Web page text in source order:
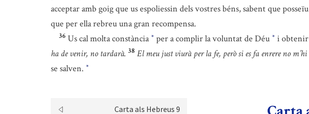
acceptar amb goig que us espoliessin dels vostres béns, sabent que
que per ella rebreu una gran recompensa.
36 Us cal molta constància * per a complir la voluntat de Déu * i obtenir
ha de venir, no tardarà. 38 El meu just viurà per la fe, però si es fa enrere no
se salven. *
Carta als Hebreus 9